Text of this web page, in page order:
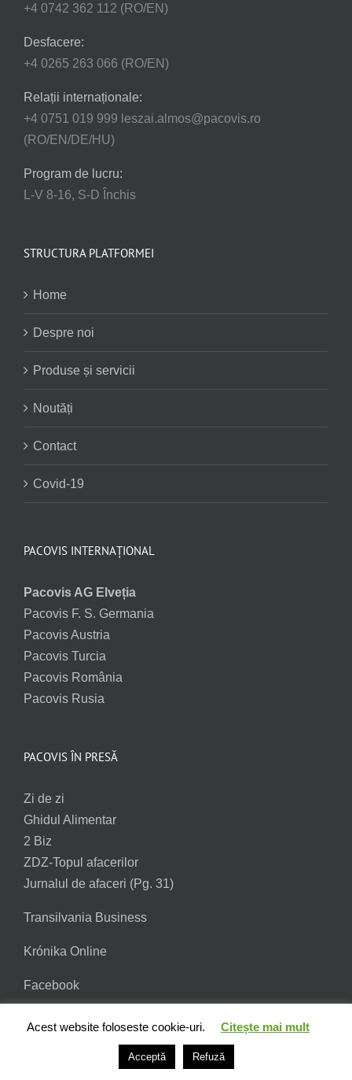
+4 0742 362 112 (RO/EN)
Desfacere:
+4 0265 263 066 (RO/EN)
Relații internaționale:
+4 0751 019 999 leszai.almos@pacovis.ro
(RO/EN/DE/HU)
Program de lucru:
L-V 8-16, S-D Închis
STRUCTURA PLATFORMEI
Home
Despre noi
Produse și servicii
Noutăți
Contact
Covid-19
PACOVIS INTERNAȚIONAL
Pacovis AG Elveția
Pacovis F. S. Germania
Pacovis Austria
Pacovis Turcia
Pacovis România
Pacovis Rusia
PACOVIS ÎN PRESĂ
Zi de zi
Ghidul Alimentar
2 Biz
ZDZ-Topul afacerilor
Jurnalul de afaceri (Pg. 31)
Transilvania Business
Krónika Online
Facebook
Acest website foloseste cookie-uri. Citește mai mult
Acceptă Refuză